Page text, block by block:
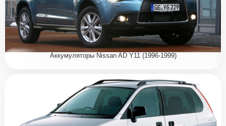
Аккумуляторы Nissan AD Y11 (1996-1999)